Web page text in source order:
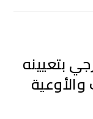
بتعيينه